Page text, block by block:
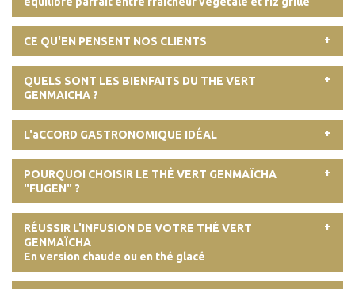
CE QU'EN PENSENT NOS CLIENTS
QUELS SONT LES BIENFAITS DU THE VERT
GENMAICHA ?
L'aCCORD GASTRONOMIQUE IDÉAL
POURQUOI CHOISIR LE THÉ VERT GENMAÏCHA
"FUGEN" ?
RÉUSSIR L'INFUSION DE VOTRE THÉ VERT
GENMAÏCHA
En version chaude ou en thé glacé